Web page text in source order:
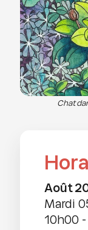
Chat
août
mardi
10h00 -